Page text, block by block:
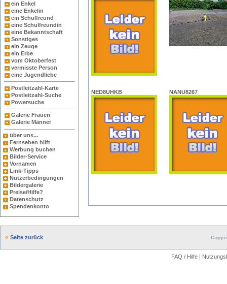
ein Enkel
eine Enkelin
ein Schulfreund
eine Schulfreundin
eine Bekanntschaft
Sonstiges
ein Zeuge
ein Erbe
vom Oktoberfest
vermisste Person
eine Jugendliebe
Postleitzahl-Karte
Postleitzahl-Suche
Powersuche
Galerie Frauen
Galerie Männer
über uns...
Fernsehen hilft
Werbung buchen
Bilder-Service
Vornamen
Link-Tipps
Nutzerbedingungen
Bildergalerie
Preise/Hilfe?
Datenschutz
Spendenkonto
NED8UHKB NANU8267
Seite zurück
FAQ / Hilfe|